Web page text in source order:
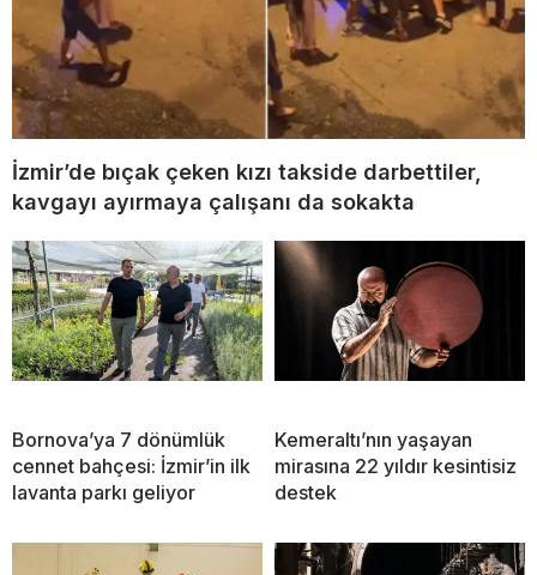
İzmir’de bıçak çeken kızı takside darbettiler,
kavgayı ayırmaya çalışanı da sokakta
Bornova’ya 7 dönümlük
cennet bahçesi: İzmir’in ilk
lavanta parkı geliyor
Kemeraltı’nın yaşayan
mirasına 22 yıldır kesintisiz
destek